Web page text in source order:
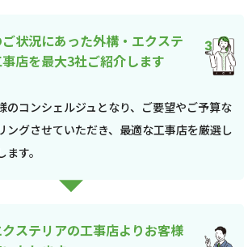
状況にあった外構・エクステ
店を最大3社ご紹介します
のコンシェルジュとなり、ご要望やご予算な
ングさせていただき、最適な工事店を厳選し
す。
ステリアの工事店よりお客様